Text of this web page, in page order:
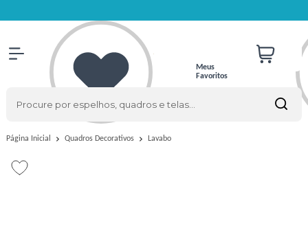
Meus
Favoritos
Página Inicial Quadros Decorativos Lavabo